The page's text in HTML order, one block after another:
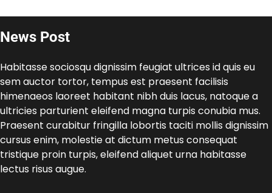
News Post
Habitasse sociosqu dignissim feugiat ultrices id quis eu
sem auctor tortor, tempus est praesent facilisis
himenaeos laoreet habitant nibh duis lacus, natoque a
ultricies parturient eleifend magna turpis conubia mus.
Praesent curabitur fringilla lobortis taciti mollis dignissim
cursus enim, molestie at dictum metus consequat
tristique proin turpis, eleifend aliquet urna habitasse
lectus risus augue.